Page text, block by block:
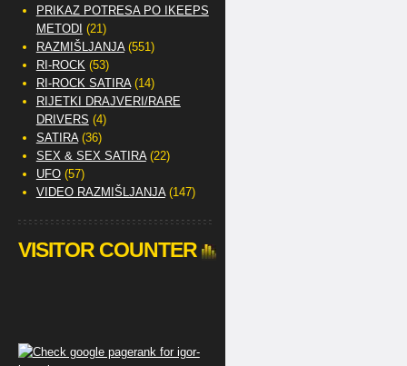
PRIKAZ POTRESA PO IKEEPS
METODI (21)
RAZMIŠLJANJA(551)
RI-ROCK(53)
RI-ROCK SATIRA(14)
RIJETKI DRAJVERI/RARE
DRIVERS (4)
SATIRA(36)
SEX & SEX SATIRA(22)
UFO(57)
VIDEO RAZMIŠLJANJA(147)
VISITOR COUNTER